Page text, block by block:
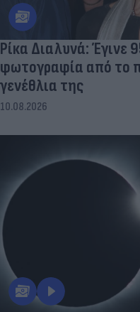
Ρίκα Διαλυνά: Έγινε
φωτογραφία από το
γενέθλια της
10.08.2026